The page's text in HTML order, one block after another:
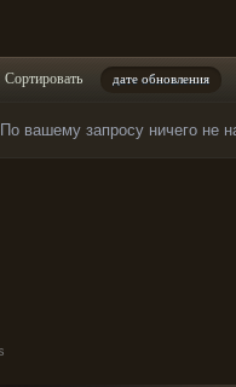
Сортировать дате обновления
По вашему запросу ничего не